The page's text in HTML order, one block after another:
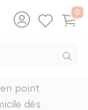
0
en point
dès